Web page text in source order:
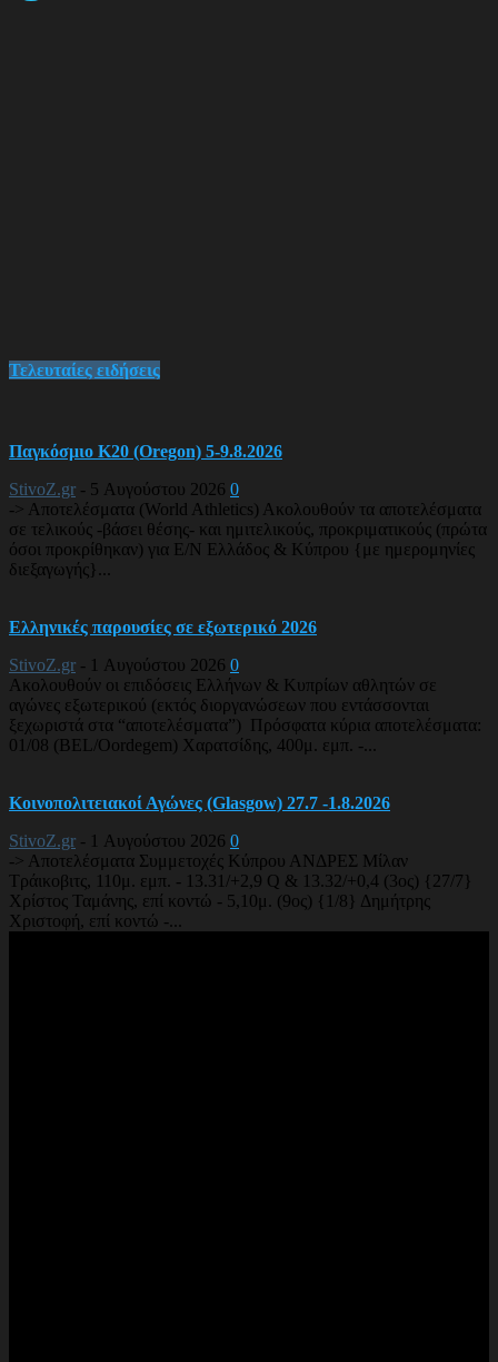
Τελευταίες ειδήσεις
Παγκόσμιο Κ20 (Oregon) 5-9.8.2026
StivoZ.gr - 5 Αυγούστου 2026 0
-> Αποτελέσματα (World Athletics) Ακολουθούν τα αποτελέσματα
σε τελικούς -βάσει θέσης- και ημιτελικούς, προκριματικούς (πρώτα
όσοι προκρίθηκαν) για Ε/Ν Ελλάδος & Κύπρου {με ημερομηνίες
διεξαγωγής}...
Ελληνικές παρουσίες σε εξωτερικό 2026
StivoZ.gr - 1 Αυγούστου 2026 0
Ακολουθούν οι επιδόσεις Ελλήνων & Κυπρίων αθλητών σε
αγώνες εξωτερικού (εκτός διοργανώσεων που εντάσσονται
ξεχωριστά στα “αποτελέσματα”) Πρόσφατα κύρια αποτελέσματα:
01/08 (BEL/Oordegem) Χαρατσίδης, 400μ. εμπ. -...
Κοινοπολιτειακοί Αγώνες (Glasgow) 27.7 -1.8.2026
StivoZ.gr - 1 Αυγούστου 2026 0
-> Αποτελέσματα Συμμετοχές Κύπρου ΑΝΔΡΕΣ Μίλαν
Τράικοβιτς, 110μ. εμπ. - 13.31/+2,9 Q & 13.32/+0,4 (3ος) {27/7}
Χρίστος Ταμάνης, επί κοντώ - 5,10μ. (9ος) {1/8} Δημήτρης
Χριστοφή, επί κοντώ -...